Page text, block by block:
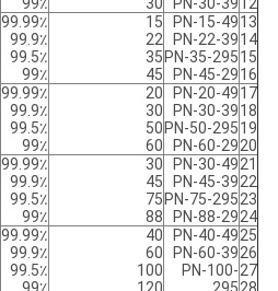
12
PN-30-39
30
99٪
13
14
15
16
PN-15-49
PN-22-39
PN-35-295
PN-45-29
15
22
35
45
99.99٪
99.9٪
99.5٪
99٪
17
18
19
20
PN-20-49
PN-30-39
PN-50-295
PN-60-29
20
30
50
60
99.99٪
99.9٪
99.5٪
99٪
21
22
23
24
PN-30-49
PN-45-39
PN-75-295
PN-88-29
30
45
75
88
99.99٪
99.9٪
99.5٪
99٪
25
26
27
PN-40-49
PN-60-39
PN-100-
40
60
100
99.99٪
99.9٪
99.5٪